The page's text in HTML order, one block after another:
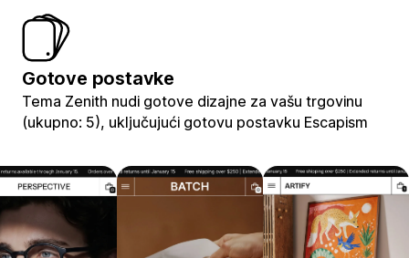
Gotove postavke
Tema Zenith nudi gotove dizajne za vašu trgovinu
(ukupno: 5), uključujući gotovu postavku Escapism